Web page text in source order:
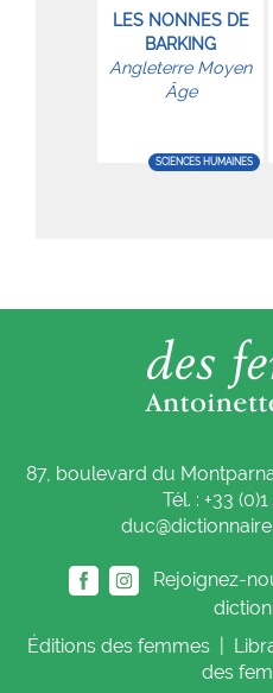
LES NONNES DE
BARKING
Angleterre Moyen
Âge
SCIENCES HUMAINES
87, boulevard du
Tél. : +33
Rejoignez-
Éditions des femmes
des